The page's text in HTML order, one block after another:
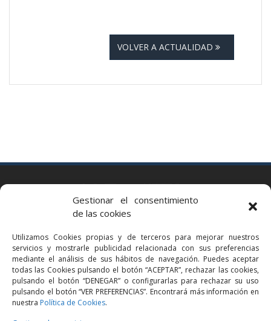
Gestionar el consentimiento
de las cookies
Utilizamos Cookies propias y de terceros para mejorar nuestros
servicios y mostrarle publicidad relacionada con sus preferencias
mediante el análisis de sus hábitos de navegación. Puedes aceptar
todas las Cookies pulsando el botón “ACEPTAR”, rechazar las cookies,
pulsando el botón “DENEGAR” o configurarlas para rechazar su uso
pulsando el botón “VER PREFERENCIAS”. Encontrará más información en
nuestra Política de Cookies.
VOLVER A ACTUALIDAD
Via Augusta 2 bis, 3º, 08006 Barcelona
bcn@bellavistalegal.eu
GRANOLLERS
C/ Sant Jaume, 16 1r, 08401 Granollers (Bcn)
+34 93 860 39 60
grn@bellavistalegal.eu